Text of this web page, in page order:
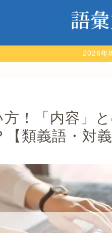
2026年
方！「内容」
類義語・対義